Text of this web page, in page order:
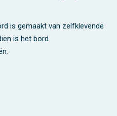
is gemaakt van zelfklevende
is het bord